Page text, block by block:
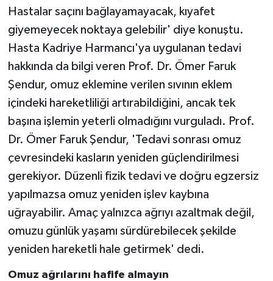
Hastalar saçını bağlayamayacak, kıyafet
giyemeyecek noktaya gelebilir' diye konuştu.
Hasta Kadriye Harmancı'ya uygulanan tedavi
hakkında da bilgi veren Prof. Dr. Ömer Faruk
Şendur, omuz eklemine verilen sıvının eklem
içindeki hareketliliği artırabildiğini, ancak tek
başına işlemin yeterli olmadığını vurguladı. Prof.
Dr. Ömer Faruk Şendur, 'Tedavi sonrası omuz
çevresindeki kasların yeniden güçlendirilmesi
gerekiyor. Düzenli fizik tedavi ve doğru egzersiz
yapılmazsa omuz yeniden işlev kaybına
uğrayabilir. Amaç yalnızca ağrıyı azaltmak değil,
omuzu günlük yaşamı sürdürebilecek şekilde
yeniden hareketli hale getirmek' dedi.
Omuz ağrılarını hafife almayın